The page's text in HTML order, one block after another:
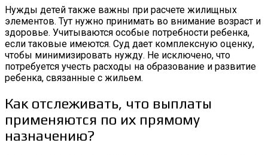
Нужды детей также важны при расчете жилищных
элементов. Тут нужно принимать во внимание возраст и
здоровье. Учитываются особые потребности ребенка,
если таковые имеются. Суд дает комплексную оценку,
чтобы минимизировать нужду. Не исключено, что
потребуется учесть расходы на образование и развитие
ребенка, связанные с жильем.
Как отслеживать, что выплаты
применяются по их прямому
назначению?